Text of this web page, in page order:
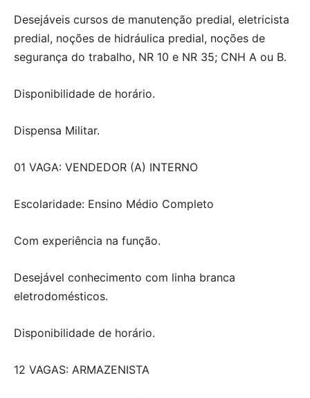
Desejáveis cursos de manutenção predial, eletricista
predial, noções de hidráulica predial, noções de
segurança do trabalho, NR 10 e NR 35; CNH A ou B.
Disponibilidade de horário.
Dispensa Militar.
01 VAGA: VENDEDOR (A) INTERNO
Escolaridade: Ensino Médio Completo
Com experiência na função.
Desejável conhecimento com linha branca
eletrodomésticos.
Disponibilidade de horário.
12 VAGAS: ARMAZENISTA